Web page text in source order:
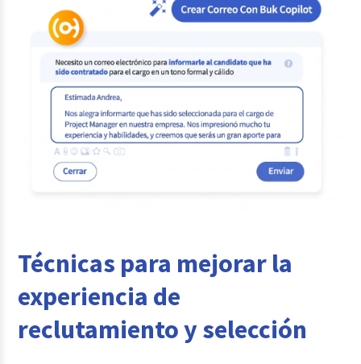
Técnicas para mejorar la
experiencia de
reclutamiento y selección